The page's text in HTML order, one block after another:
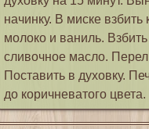
начинку. В миске
молоко и ваниль.
сливочное масло.
Поставить в духовку.
до коричневатого цвета.